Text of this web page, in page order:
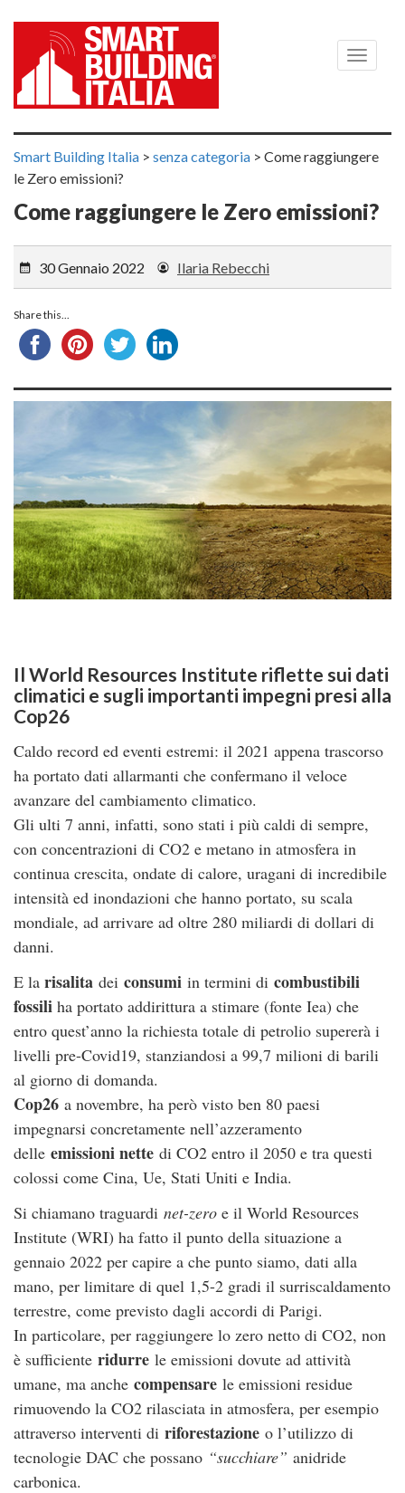
Menù
Smart Building Italia > senza categoria > Come raggiungere
le Zero emissioni?
Come raggiungere le Zero emissioni?
30 Gennaio 2022 Ilaria Rebecchi
Share this...
Il World Resources Institute riflette sui dati
climatici e sugli importanti impegni presi alla
Cop26
Caldo record ed eventi estremi: il 2021 appena trascorso
ha portato dati allarmanti che confermano il veloce
avanzare del cambiamento climatico.
Gli ulti 7 anni, infatti, sono stati i più caldi di sempre,
con concentrazioni di CO2 e metano in atmosfera in
continua crescita, ondate di calore, uragani di incredibile
intensità ed inondazioni che hanno portato, su scala
mondiale, ad arrivare ad oltre 280 miliardi di dollari di
danni.
E la risalita dei consumi in termini di combustibili
fossili ha portato addirittura a stimare (fonte Iea) che
entro quest’anno la richiesta totale di petrolio supererà i
livelli pre-Covid19, stanziandosi a 99,7 milioni di barili
al giorno di domanda.
Cop26 a novembre, ha però visto ben 80 paesi
impegnarsi concretamente nell’azzeramento
delle emissioni nette di CO2 entro il 2050 e tra questi
colossi come Cina, Ue, Stati Uniti e India.
Si chiamano traguardi net-zero e il World Resources
Institute (WRI) ha fatto il punto della situazione a
gennaio 2022 per capire a che punto siamo, dati alla
mano, per limitare di quel 1,5-2 gradi il surriscaldamento
terrestre, come previsto dagli accordi di Parigi.
In particolare, per raggiungere lo zero netto di CO2, non
è sufficiente ridurre le emissioni dovute ad attività
umane, ma anche compensare le emissioni residue
rimuovendo la CO2 rilasciata in atmosfera, per esempio
attraverso interventi di riforestazione o l’utilizzo di
tecnologie DAC che possano “succhiare” anidride
carbonica.